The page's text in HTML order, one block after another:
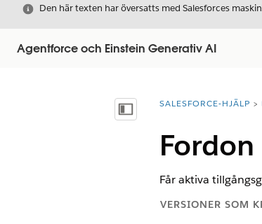
Stäng
Den här texten har översatts med Salesforces
Agentforce och Einstein Generativ AI
Visa innehållsförteckning
Du är här:
SALESFORCE-HJÄLP
Får aktiva
VERSIONER SOM